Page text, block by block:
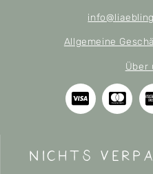
Allgemeine
Über
nichts